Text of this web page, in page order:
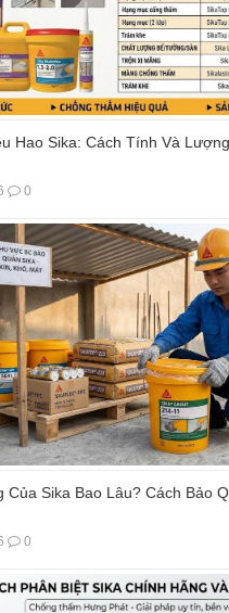
Hao Sika: Cách Tính Và
0
Của Sika Bao Lâu? Cách Bảo
0